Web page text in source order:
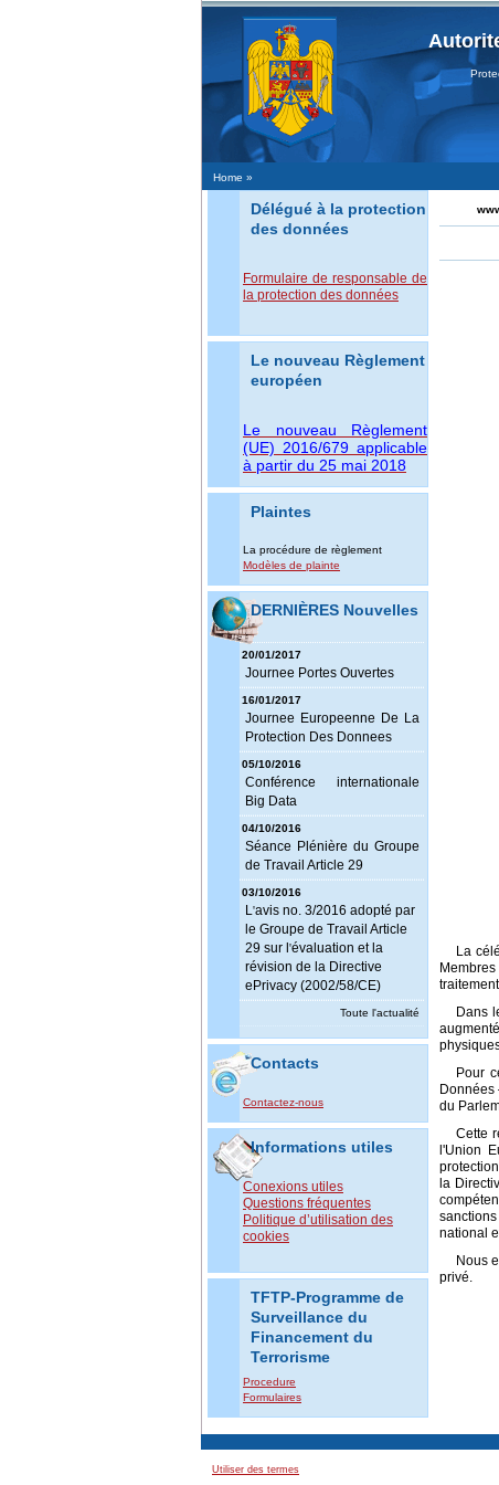
Home »
Délégué à la protection
des données
Formulaire de responsable de
la protection des données
Le nouveau Règlement
européen
Le nouveau Règlement
(UE) 2016/679 applicable
à partir du 25 mai 2018
Plaintes
La procédure de règlement
Modèles de plainte
DERNIÈRES Nouvelles
20/01/2017
Journee Portes Ouvertes
16/01/2017
Journee Europeenne De La
Protection Des Donnees
05/10/2016
Conférence internationale
Big Data
04/10/2016
Séance Plénière du Groupe
de Travail Article 29
03/10/2016
L'avis no. 3/2016 adopté par
le Groupe de Travail Article
29 sur l 'évaluation et la
révision de la Directive
ePrivacy (2002/58/CE)
Toute l'actualité
Contacts
Contactez-nous
Informations utiles
Conexions utiles
Questions fréquentes
Politique d’utilisation des
cookies
TFTP-Programme de
Surveillance du
Financement du
Terrorisme
Procedure
Formulaires
La
Dans
Pour
du
Cette
l'Union
la
national
Nous
privé.
Utiliser des termes